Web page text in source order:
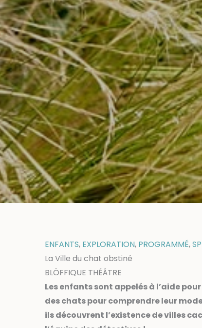
ENFANTS, EXPLORATION, PROGRAMMÉ,
La Ville du chat obstiné
BLÖFFIQUE THÉÂTRE
Les enfants sont appelés à l’aide
des chats pour comprendre leur
ils découvrent l’existence de villes